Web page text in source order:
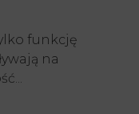
funkcję
na